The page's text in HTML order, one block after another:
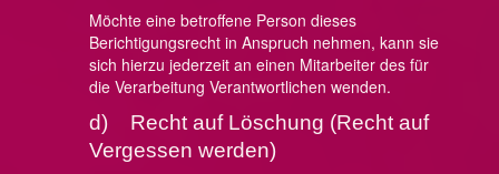
Möchte eine betroffene Person dieses
Berichtigungsrecht in Anspruch nehmen, kann sie
sich hierzu jederzeit an einen Mitarbeiter des für
die Verarbeitung Verantwortlichen wenden.
d) Recht auf Löschung (Recht auf
Vergessen werden)